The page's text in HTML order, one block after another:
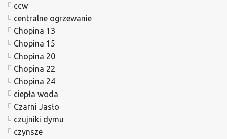
ccw
centralne ogrzewanie
Chopina 13
Chopina 15
Chopina 20
Chopina 22
Chopina 24
ciepła woda
Czarni Jasło
czujniki dymu
czynsze